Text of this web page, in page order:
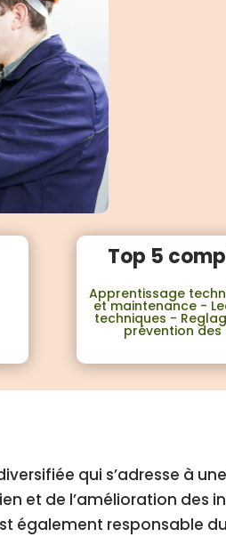
Top 5
Apprentissage
et maintenance -
techniques -
prévention
qui s’adresse à
et de l’amélioration des
également responsable